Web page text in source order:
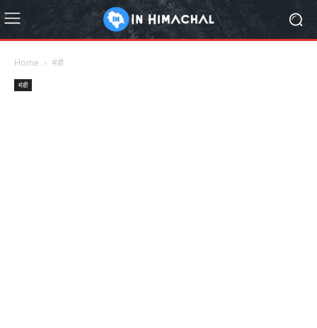
Home मंडी
मंडी